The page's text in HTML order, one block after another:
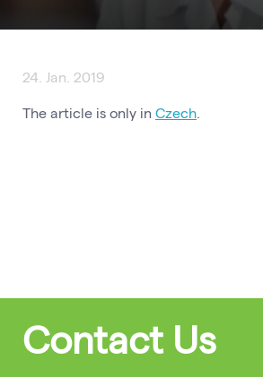
24. Jan. 2019
The article is only in Czech.
Contact Us